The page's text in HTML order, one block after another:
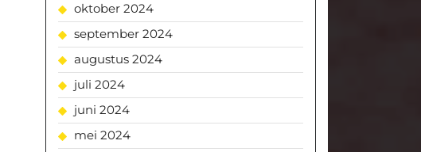
oktober 2024
september 2024
augustus 2024
juli 2024
juni 2024
mei 2024